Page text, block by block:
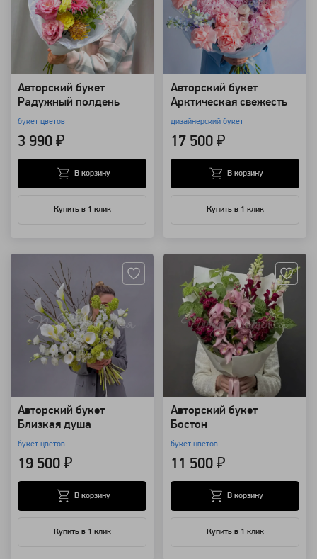
Авторский букет
Радужный полдень
букет цветов
3 990 ₽
Купить в 1 клик
В корзину
Авторский букет
Арктическая свежесть
дизайнерский букет
17 500 ₽
Купить в 1 клик
В корзину
Авторский букет
Близкая душа
букет цветов
19 500 ₽
Купить в 1 клик
В корзину
Авторский букет
Бостон
букет цветов
11 500 ₽
Купить в 1 клик
В корзину